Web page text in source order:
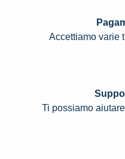
Accettiamo varie
Ti possiamo